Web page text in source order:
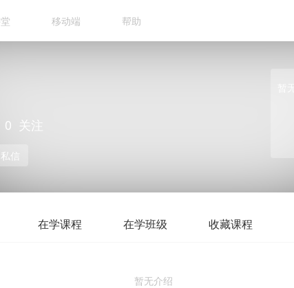
移动端 帮助
0 关注
私信
在学课程 在学班级 收藏课程
暂无介绍